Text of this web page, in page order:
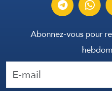
Abonnez-vous pour